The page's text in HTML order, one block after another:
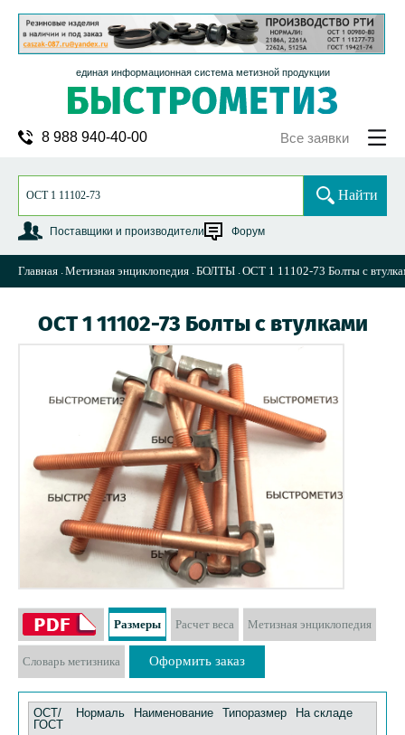
единая информационная система метизной продукции
8 988 940-40-00 Все заявки
Поставщики и производители Форум
Найти
Главная Метизная энциклопедия БОЛТЫ ОСТ 1 11102-73 Болты с
ОСТ 1 11102-73 Болты с втулками
Размеры Расчет веса Метизная энциклопедия
Словарь метизника Оформить заказ
ОСТ/
ГОСТ
Нормаль Наименование Типоразмер На складе